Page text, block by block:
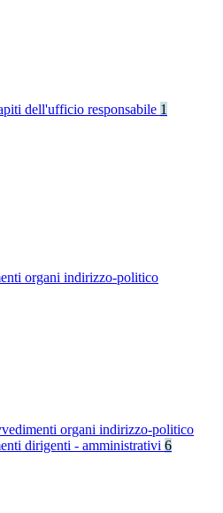
dell'ufficio responsabile 1
organi indirizzo-politico
organi indirizzo-politico
dirigenti - amministrativi 6